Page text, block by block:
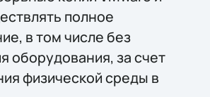
полное
в том числе без
оборудования, за счет
физической среды в